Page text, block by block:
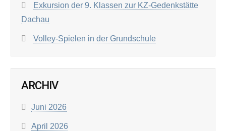
Exkursion der 9. Klassen zur KZ-Gedenkstätte
Dachau
Volley-Spielen in der Grundschule
ARCHIV
Juni 2026
April 2026